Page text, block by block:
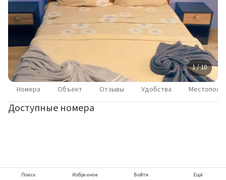
1 / 10
Номера Объект Отзывы Удобства
Доступные номера
Поиск Избранное Войти Ещё